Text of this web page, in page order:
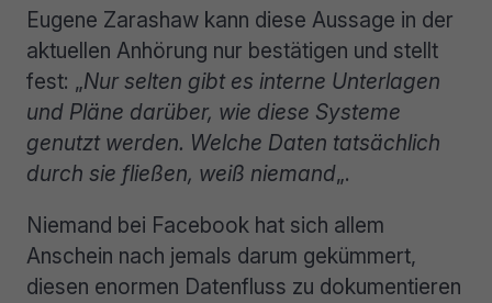
Eugene Zarashaw kann diese Aussage in der
aktuellen Anhörung nur bestätigen und stellt
fest: „Nur selten gibt es interne Unterlagen
und Pläne darüber, wie diese Systeme
genutzt werden. Welche Daten tatsächlich
durch sie fließen, weiß niemand„.
Niemand bei Facebook hat sich allem
Anschein nach jemals darum gekümmert,
diesen enormen Datenfluss zu dokumentieren